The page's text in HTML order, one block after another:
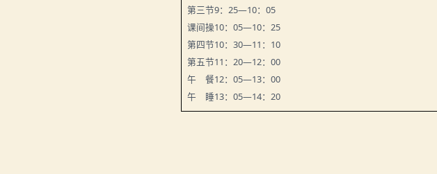
第三节9：25—10：05
课间操10：05—10：25
第四节10：30—11 ： 10
第五节11 ：20—12：00
午 餐12：05—13：00
午 睡13：05—14：20